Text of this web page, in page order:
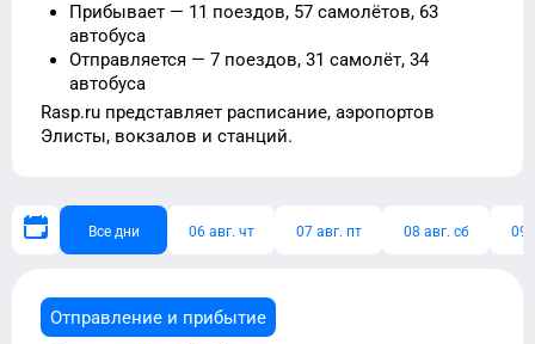
Прибывает — 11 поездов, 57 самолётов, 63
автобуса
Отправляется — 7 поездов, 31 самолёт, 34
автобуса
Rasp.ru представляет расписание, аэропортов
Элисты, вокзалов и станций.
Все дни 06 авг. чт 07 авг. пт 08 авг. сб 09
Отправление и прибытие